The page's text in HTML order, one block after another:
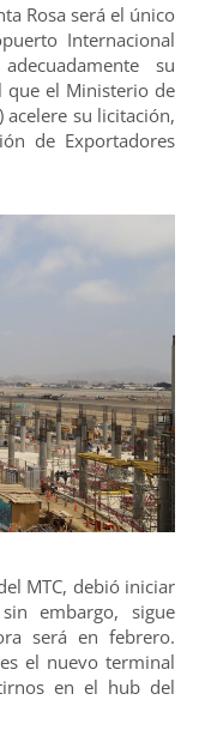
Rosa será el único
Internacional
su
que el Ministerio de
acelere su licitación,
de Exportadores
MTC, debió iniciar
embargo, sigue
será en febrero.
el nuevo terminal
en el hub del